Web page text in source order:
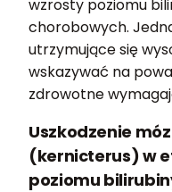
wzrosty poziomu
chorobowych.
utrzymujące się
wskazywać na
zdrowotne
Uszkodzenie
(kernicterus) w
poziomu